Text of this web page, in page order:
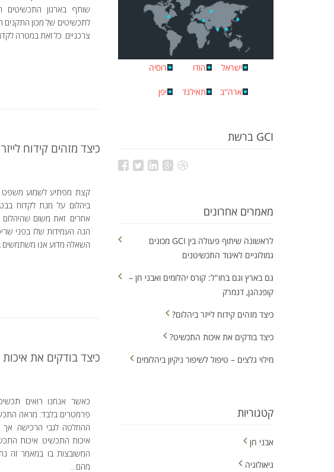
לתכשיטים של מכון התקנים
צרכניים. כל זאת במטרה
כיצד מזהים קידוח
קצת מפתיע לשמוע משפט
ביהלום על מנת לקדוח
אחרים. זאת משום
הנה העמידות שלו בפני
השאלה מדוע אנו משתמשים
כיצד בודקים את
כאשר אנחנו רואים
פרמטרים בלבד: מראה
ההחלטה לגבי הרכישה.
איכות התכשיט. איכות
המשובצות בו במאמר זה
מהם...
ישראל הודו רוסיה
ארה''ב תאילנד יפן
GCI ברשת
מאמרים אחרונים
לראשונה שיתוף פעולה בין GCI מכונים
גמולוגיים לאיגוד התכשיטנים
גם בארץ וגם בחו"ל: קורס יהלומים ואבני חן –
קופנהגן, דנמרק
כיצד מזהים קידוח לייזר ביהלום?
כיצד בודקים את איכות התכשיט?
מילוי גלצים – טיפול לשיפור ניקיון ביהלומים
קטגוריות
אבני חן
גיאולוגיה